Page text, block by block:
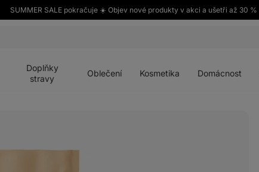
SUMMER SALE pokračuje ☀️ Objev nové produkty v akci a ušetři až 30 %
Doplňky
stravy
Oblečení Kosmetika Domácnost